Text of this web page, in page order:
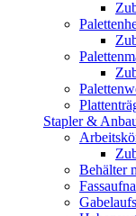
Stapler &
Behälter